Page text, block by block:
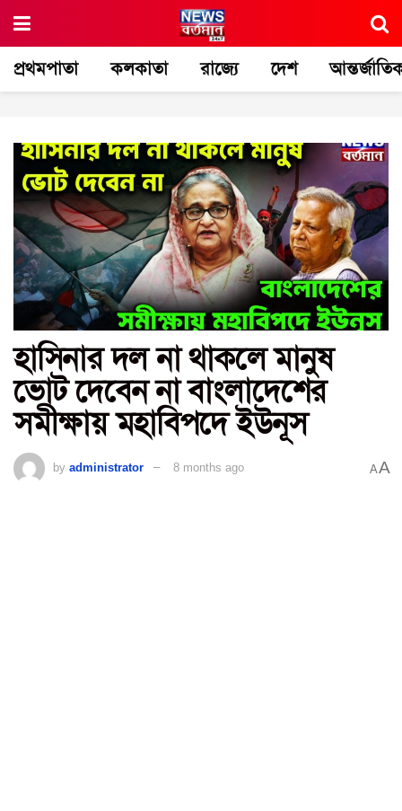
প্রথমপাতা কলকাতা রাজ্যে দেশ
হাসিনার দল না থাকলে মানুষ
ভোট দেবেন না বাংলাদেশের
সমীক্ষায় মহাবিপদে ইউনূস
by administrator 8 months ago AA